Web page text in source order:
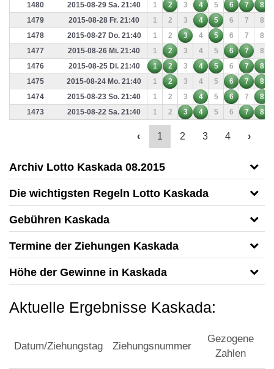
1480
2015-08-29 Sa. 21:40 1 2 3 4 5 6 7
8
1479
2015-08-28 Fr. 21:40 1 2 3 4 5 6 7
8
1478
2015-08-27 Do. 21:40 1 2 3 4 5 6 7
8
1477
2015-08-26 Mi. 21:40 1 2 3 4 5 6 7
8
1476
2015-08-25 Di. 21:40 1 2 3 4 5 6 7
8
1475
2015-08-24 Mo. 21:40 1 2 3 4 5 6 7
8
1474
2015-08-23 So. 21:40 1 2 3 4 5 6 7
8
1473
2015-08-22 Sa. 21:40 1 2 3 4 5 6 7 8
‹ 1 2 3 4 ›
Archiv Lotto Kaskada 08.2015
Die wichtigsten Regeln Lotto Kaskada
Gebühren Kaskada
Termine der Ziehungen Kaskada
Höhe der Gewinne in Kaskada
Aktuelle Ergebnisse Kaskada:
Datum/Ziehungstag Ziehungsnummer
Gezogene
Zahlen